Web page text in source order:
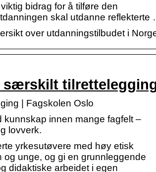
bidrag for å tilføre den
skal utdanne reflekterte
over utdanningstilbudet i
særskilt
| Fagskolen Oslo
innen mange fagfelt –
lovverk.
yrkesutøvere med høy etisk
unge, og gi en grunnleggende
didaktiske arbeidet i egen